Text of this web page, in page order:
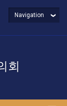
회
Navigation